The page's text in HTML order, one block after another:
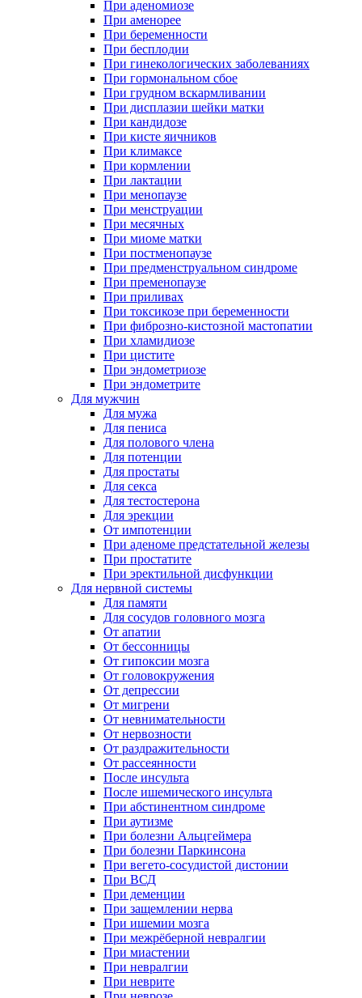
При аденомиозе
При аменорее
При беременности
При бесплодии
При гинекологических заболеваниях
При гормональном сбое
При грудном вскармливании
При дисплазии шейки матки
При кандидозе
При кисте яичников
При климаксе
При кормлении
При лактации
При менопаузе
При менструации
При месячных
При миоме матки
При постменопаузе
При предменструальном синдроме
При пременопаузе
При приливах
При токсикозе при беременности
При фиброзно-кистозной мастопатии
При хламидиозе
При цистите
При эндометриозе
При эндометрите
Для мужчин
Для мужа
Для пениса
Для полового члена
Для потенции
Для простаты
Для секса
Для тестостерона
Для эрекции
От импотенции
При аденоме предстательной железы
При простатите
При эректильной дисфункции
Для нервной системы
Для памяти
Для сосудов головного мозга
От апатии
От бессонницы
От гипоксии мозга
От головокружения
От депрессии
От мигрени
От невнимательности
От нервозности
От раздражительности
От рассеянности
После инсульта
После ишемического инсульта
При абстинентном синдроме
При аутизме
При болезни Альцгеймера
При болезни Паркинсона
При вегето-сосудистой дистонии
При ВСД
При деменции
При защемлении нерва
При ишемии мозга
При межрёберной невралгии
При миастении
При невралгии
При неврите